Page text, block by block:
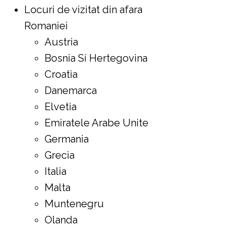
Locuri de vizitat din afara
Romaniei
Austria
Bosnia Si Hertegovina
Croatia
Danemarca
Elvetia
Emiratele Arabe Unite
Germania
Grecia
Italia
Malta
Muntenegru
Olanda